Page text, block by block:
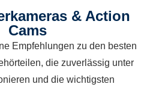
& Action
Cams
Empfehlungen zu den besten
die zuverlässig unter
und die wichtigsten